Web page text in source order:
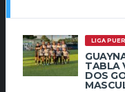
LIGA
TABLA
DOS